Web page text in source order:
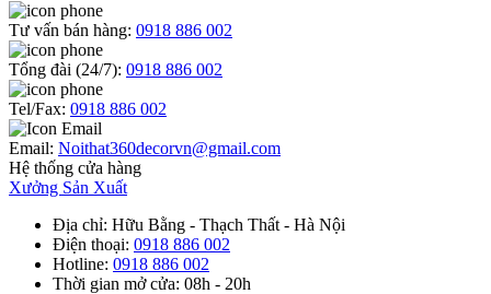
Tư vấn bán hàng: 0918 886 002
Tổng đài (24/7): 0918 886 002
Tel/Fax: 0918 886 002
Email: Noithat360decorvn@gmail.com
Hệ thống cửa hàng
Xưởng Sản Xuất
Địa chỉ: Hữu Bằng - Thạch Thất - Hà Nội
Điện thoại: 0918 886 002
Hotline: 0918 886 002
Thời gian mở cửa: 08h - 20h